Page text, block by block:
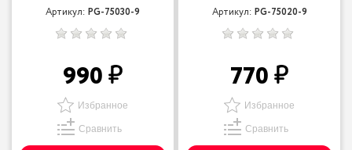
Артикул: PG-75030-9
990
Избранное
Сравнить
Артикул: PG-75020-9
770
Избранное
Сравнить